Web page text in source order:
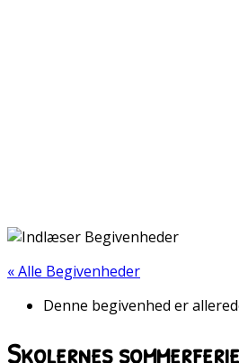
« Alle Begivenheder
Denne begivenhed er
Skolernes